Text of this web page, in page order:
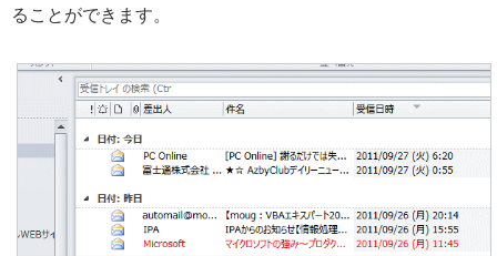
ることができます。